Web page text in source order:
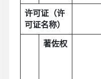
许可证（许
可证名称）
著佐权